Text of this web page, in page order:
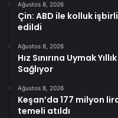
Ağustos 8, 2026
Çin: ABD ile kolluk
edildi
Ağustos 8, 2026
Hız Sınırına Uymak
Sağlıyor
Ağustos 8, 2026
Keşan’da 177 milyon
temeli atıldı